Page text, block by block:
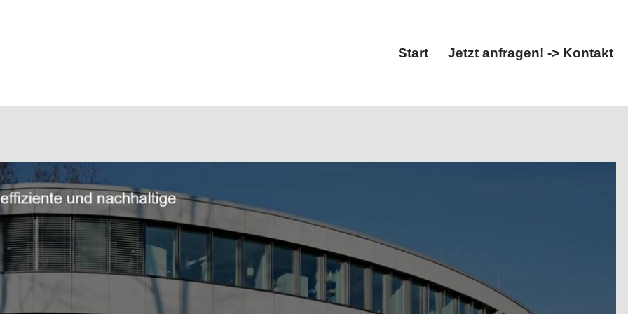
Start Jetzt anfragen! -> Kontakt
und ✓Bauingenieur, Brandschutz, Wärmeschutz, Ingenieurbau erhältlich. Pfeiffer Ingenieure, Ihr Statiker &
✓Ingenieurbüro, ✓Wärmeschutz als auch ✓Ingenieurbau. Lassen Sie sich von uns begeistern ✉.